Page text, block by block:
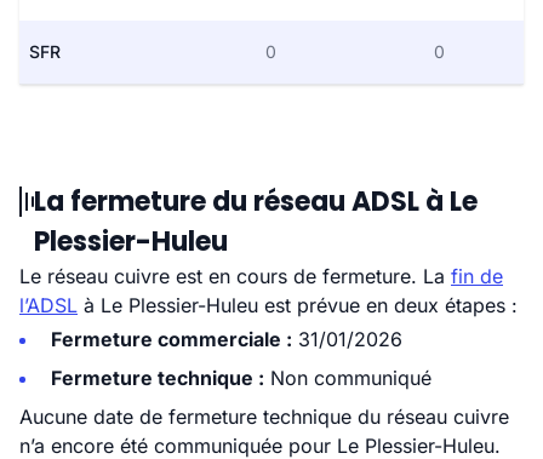
SFR 0 0
La fermeture du réseau ADSL à Le
Plessier-Huleu
Le réseau cuivre est en cours de fermeture. La fin de
l’ADSL à Le Plessier-Huleu est prévue en deux étapes :
Fermeture commerciale : 31/01/2026
Fermeture technique : Non communiqué
Aucune date de fermeture technique du réseau cuivre
n’a encore été communiquée pour Le Plessier-Huleu.